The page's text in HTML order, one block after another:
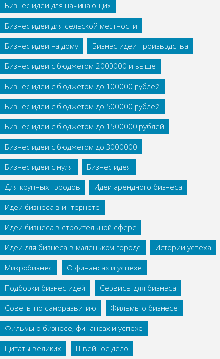
Бизнес идеи для начинающих
Бизнес идеи для сельской местности
Бизнес идеи на дому
Бизнес идеи производства
Бизнес идеи с бюджетом 2000000 и выше
Бизнес идеи с бюджетом до 100000 рублей
Бизнес идеи с бюджетом до 500000 рублей
Бизнес идеи с бюджетом до 1500000 рублей
Бизнес идеи с бюджетом до 3000000
Бизнес идеи с нуля
Бизнес идея
Для крупных городов
Идеи арендного бизнеса
Идеи бизнеса в интернете
Идеи бизнеса в строительной сфере
Идеи для бизнеса в маленьком городе
Истории успеха
Микробизнес
О финансах и успехе
Подборки бизнес идей
Сервисы для бизнеса
Советы по саморазвитию
Фильмы о бизнесе
Фильмы о бизнесе, финансах и успехе
Цитаты великих
Швейное дело